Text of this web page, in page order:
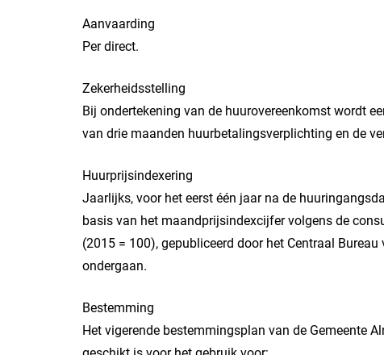
Aanvaarding
Per direct.
Zekerheidsstelling
Bij ondertekening van de huurovereenkomst wordt
van drie maanden huurbetalingsverplichting en de
Huurprijsindexering
Jaarlijks, voor het eerst één jaar na de
basis van het maandprijsindexcijfer volgens de
(2015 = 100), gepubliceerd door het Centraal
ondergaan.
Bestemming
Het vigerende bestemmingsplan van de Gemeente